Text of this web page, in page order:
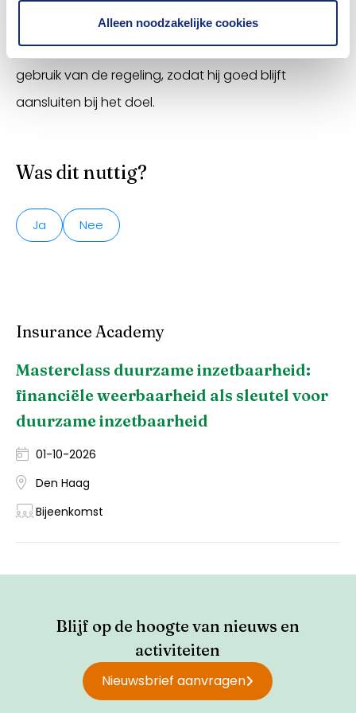
Alleen noodzakelijke cookies
Volgens afspraak laten cao-partijen zich jaarlijks
nauwkeurig informeren door de SPAWW over het
gebruik van de regeling, zodat hij goed blijft
aansluiten bij het doel.
Was dit nuttig?
Ja Nee
Insurance Academy
Masterclass duurzame inzetbaarheid:
financiële weerbaarheid als sleutel voor
duurzame inzetbaarheid
01-10-2026
Den Haag
Bijeenkomst
Blijf op de hoogte van nieuws en
activiteiten
Nieuwsbrief aanvragen